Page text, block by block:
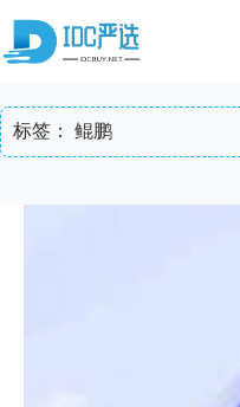
内
标签： 鲲鹏